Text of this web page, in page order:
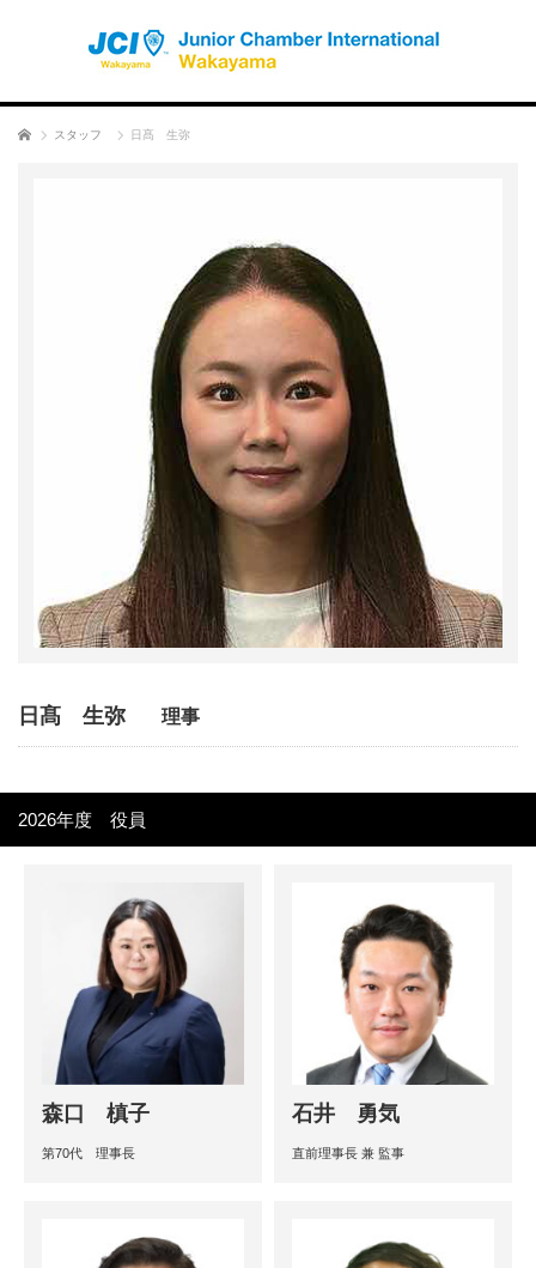
ホーム スタッフ 日髙 生弥
日髙 生弥 理事
2026年度 役員
森口 槙子
第70代 理事長
石井 勇気
直前理事長 兼 監事